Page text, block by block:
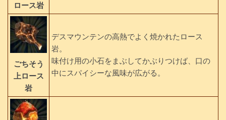
ロース岩
ごちそう
上ロース
岩
デスマウンテンの高熱でよく焼かれたロース
岩。
味付け用の小石をまぶしてかぶりつけば、口の
中にスパイシーな風味が広がる。